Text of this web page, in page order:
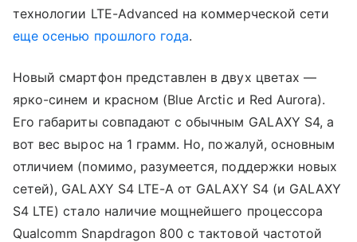
технологии LTE-Advanced на коммерческой сети
еще осенью прошлого года.
Новый смартфон представлен в двух цветах —
ярко-синем и красном (Blue Arctic и Red Aurora).
Его габариты совпадают с обычным GALAXY S4, а
вот вес вырос на 1 грамм. Но, пожалуй, основным
отличием (помимо, разумеется, поддержки новых
сетей), GALAXY S4 LTE-A от GALAXY S4 (и GALAXY
S4 LTE) стало наличие мощнейшего процессора
Qualcomm Snapdragon 800 с тактовой частотой